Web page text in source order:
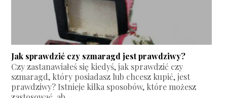
Jak sprawdzić czy szmaragd jest prawdziwy?
Czy zastanawiałeś się kiedyś, jak sprawdzić czy
szmaragd, który posiadasz lub chcesz kupić, jest
prawdziwy? Istnieje kilka sposobów, które możesz